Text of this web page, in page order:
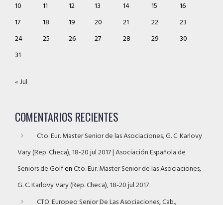
10
11 12 13 14 15
16
17
18 19 20 21 22
23
24
25 26 27 28 29
30
31
« Jul
COMENTARIOS RECIENTES
Cto. Eur. Master Senior de las Asociaciones, G. C. Karlovy
Vary (Rep. Checa), 18-20 jul 2017 | Asociación Española de
Seniors de GolfenCto. Eur. Master Senior de las Asociaciones,
G. C. Karlovy Vary (Rep. Checa), 18-20 jul 2017
CTO. Europeo Senior De Las Asociaciones, Cab.,